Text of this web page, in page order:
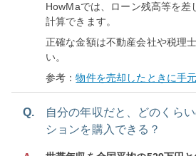
HowMaでは、ローン残高等を差
計算できます。
正確な金額は不動産会社や税理
い。
参考：物件を売却したときに手
Q.
自分の年収だと、どのくら
ションを購入できる？